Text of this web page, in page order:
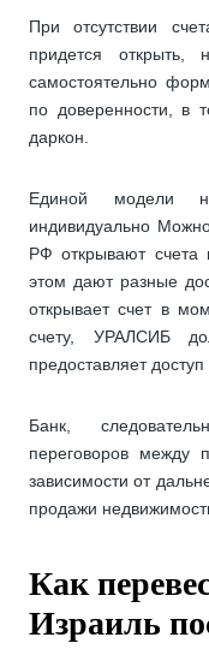
При отсутствии
придется
самостоятельно
по доверенности, в
даркон.
Единой модели
индивидуально
РФ открывают счета
этом дают разные
открывает счет в
счету, УРАЛСИБ
предоставляет доступ
Банк,
переговоров между
зависимости от
продажи
Как
Израиль